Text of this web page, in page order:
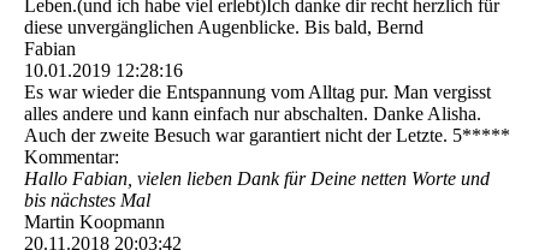
Leben.(und ich habe viel erlebt)Ich danke dir recht herzlich für
diese unvergänglichen Augenblicke. Bis bald, Bernd
Fabian
10.01.2019 12:28:16
Es war wieder die Entspannung vom Alltag pur. Man vergisst
alles andere und kann einfach nur abschalten. Danke Alisha.
Auch der zweite Besuch war garantiert nicht der Letzte. 5*****
Kommentar:
Hallo Fabian, vielen lieben Dank für Deine netten Worte und
bis nächstes Mal
Martin Koopmann
20.11.2018 20:03:42